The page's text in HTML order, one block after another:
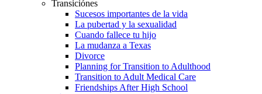
Transiciónes
Sucesos importantes de la vida
La pubertad y la sexualidad
Cuando fallece tu hijo
La mudanza a Texas
Divorce
Planning for Transition to Adulthood
Transition to Adult Medical Care
Friendships After High School